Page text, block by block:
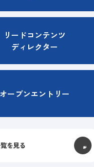
リードコンテンツ
ディレクター
オープンエントリー
を見る